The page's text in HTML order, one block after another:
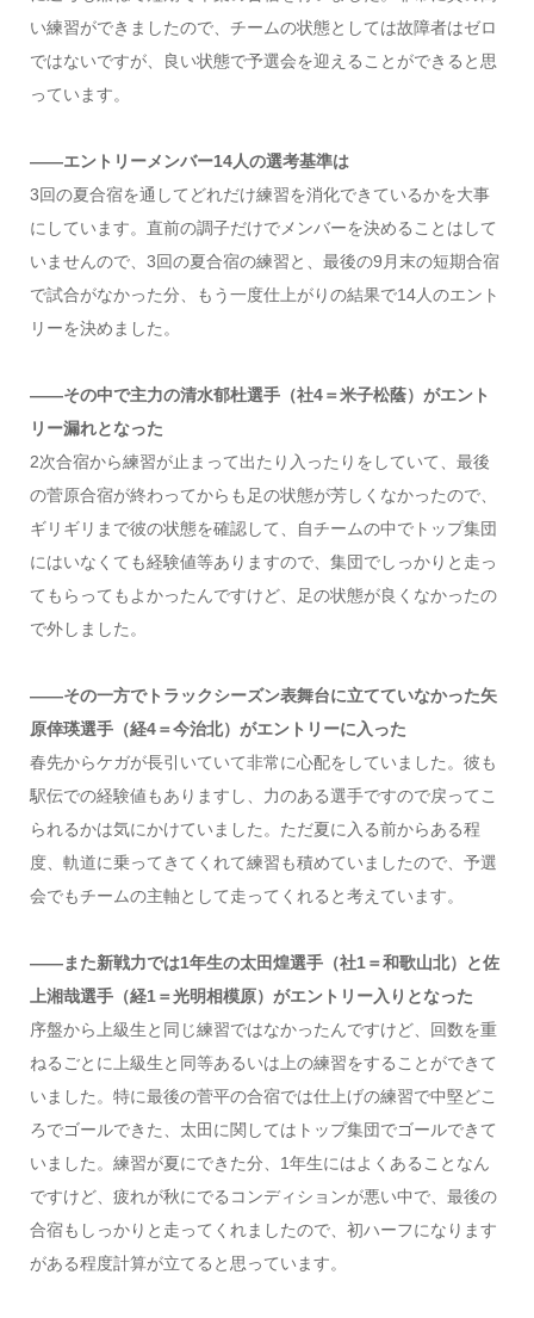
い練習ができましたので、チームの状態としては故障者はゼロ
ではないですが、良い状態で予選会を迎えることができると思
っています。
――エントリーメンバー14人の選考基準は
3回の夏合宿を通してどれだけ練習を消化できているかを大事
にしています。直前の調子だけでメンバーを決めることはして
いませんので、3回の夏合宿の練習と、最後の9月末の短期合宿
で試合がなかった分、もう一度仕上がりの結果で14人のエント
リーを決めました。
――その中で主力の清水郁杜選手（社4＝米子松蔭）がエント
リー漏れとなった
2次合宿から練習が止まって出たり入ったりをしていて、最後
の菅原合宿が終わってからも足の状態が芳しくなかったので、
ギリギリまで彼の状態を確認して、自チームの中でトップ集団
にはいなくても経験値等ありますので、集団でしっかりと走っ
てもらってもよかったんですけど、足の状態が良くなかったの
で外しました。
――その一方でトラックシーズン表舞台に立てていなかった矢
原倖瑛選手（経4＝今治北）がエントリーに入った
春先からケガが長引いていて非常に心配をしていました。彼も
駅伝での経験値もありますし、力のある選手ですので戻ってこ
られるかは気にかけていました。ただ夏に入る前からある程
度、軌道に乗ってきてくれて練習も積めていましたので、予選
会でもチームの主軸として走ってくれると考えています。
――また新戦力では1年生の太田煌選手（社1＝和歌山北）と佐
上湘哉選手（経1＝光明相模原）がエントリー入りとなった
序盤から上級生と同じ練習ではなかったんですけど、回数を重
ねるごとに上級生と同等あるいは上の練習をすることができて
いました。特に最後の菅平の合宿では仕上げの練習で中堅どこ
ろでゴールできた、太田に関してはトップ集団でゴールできて
いました。練習が夏にできた分、1年生にはよくあることなん
ですけど、疲れが秋にでるコンディションが悪い中で、最後の
合宿もしっかりと走ってくれましたので、初ハーフになります
がある程度計算が立てると思っています。